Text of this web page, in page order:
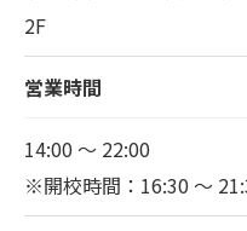
2F
営業時間
14:00 ～ 22:00
※開校時間：16:30 ～